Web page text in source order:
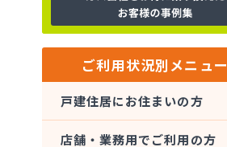
ご利用状況別メニュー
戸建住居にお住まいの方
店舗・業務用でご利用の方